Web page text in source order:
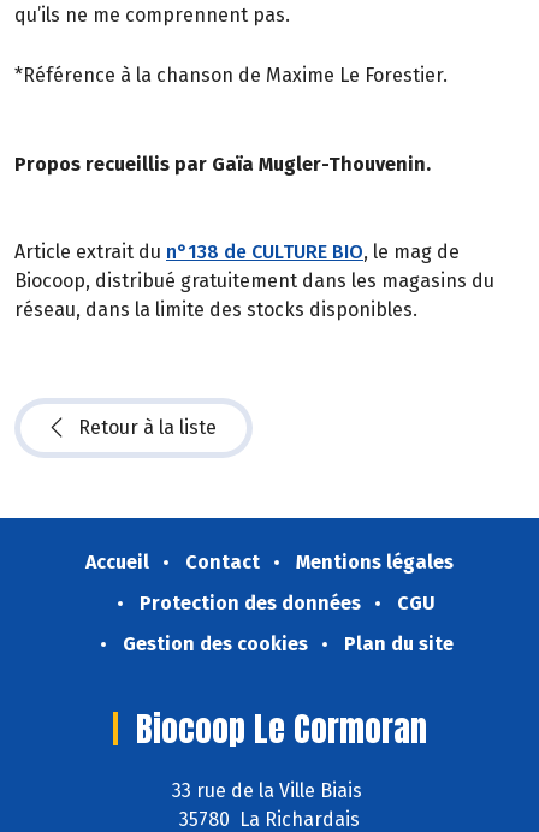
qu’ils ne me comprennent pas.
*Référence à la chanson de Maxime Le Forestier.
Propos recueillis par Gaïa Mugler-Thouvenin.
Article extrait du n°138 de CULTURE BIO, le mag de
Biocoop, distribué gratuitement dans les magasins du
réseau, dans la limite des stocks disponibles.
Retour à la liste
Accueil Contact
Mentions légales
Protection des données
CGU
Gestion des cookies
Plan du site
Biocoop Le Cormoran
33 rue de la Ville Biais
35780 La Richardais